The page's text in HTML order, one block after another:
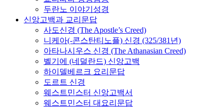
두란노 이야기성경
신앙고백과 교리문답
사도신경 (The Apostle’s Creed)
니케아(-콘스탄티노플) 신경 (325/381년)
아타나시우스 신경 (The Athanasian Creed)
벨기에 (네덜란드) 신앙고백
하이델베르크 요리문답
도르트 신경
웨스트민스터 신앙고백서
웨스트민스터 대요리문답